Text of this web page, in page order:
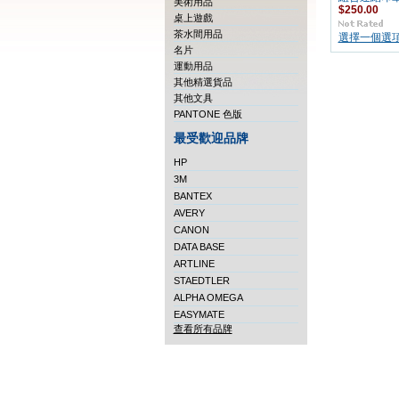
桌上遊戲
茶水間用品
名片
運動用品
其他精選貨品
其他文具
PANTONE 色版
最受歡迎品牌
HP
3M
BANTEX
AVERY
CANON
DATA BASE
ARTLINE
STAEDTLER
ALPHA OMEGA
EASYMATE
查看所有品牌
$250.00
選擇一個選